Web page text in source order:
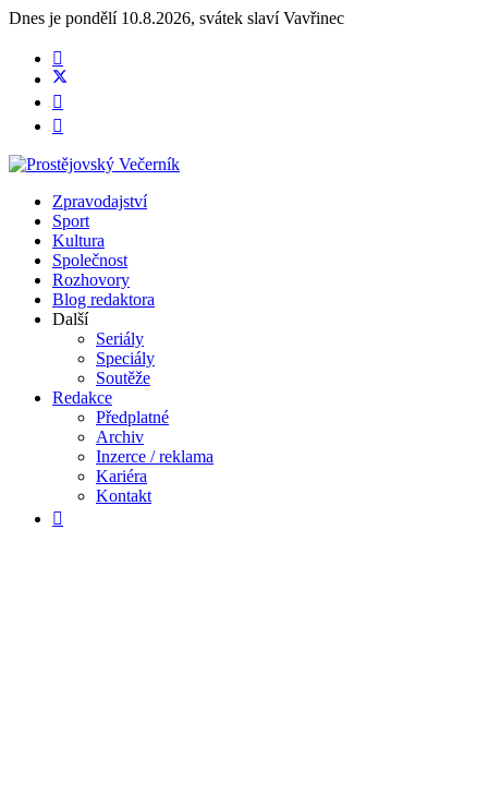
Dnes je pondělí 10.8.2026, svátek slavíVavřinec
Zpravodajství
Sport
Kultura
Společnost
Rozhovory
Blog redaktora
Další
Seriály
Speciály
Soutěže
Redakce
Předplatné
Archiv
Inzerce / reklama
Kariéra
Kontakt